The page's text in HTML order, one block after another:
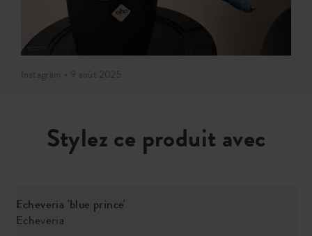
Instagram • 9 août 2025
Stylez ce produit avec
Echeveria 'blue prince'
Echeveria